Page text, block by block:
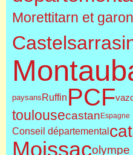
Morettitarn et
paysansRuffin PCF
toulousecastan Espagne
Conseil départemental
Moissacolympe